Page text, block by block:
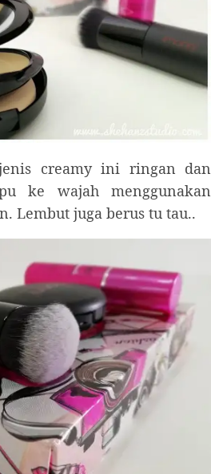
creamy ini ringan dan
ke wajah menggunakan
Lembut juga berus tu tau..